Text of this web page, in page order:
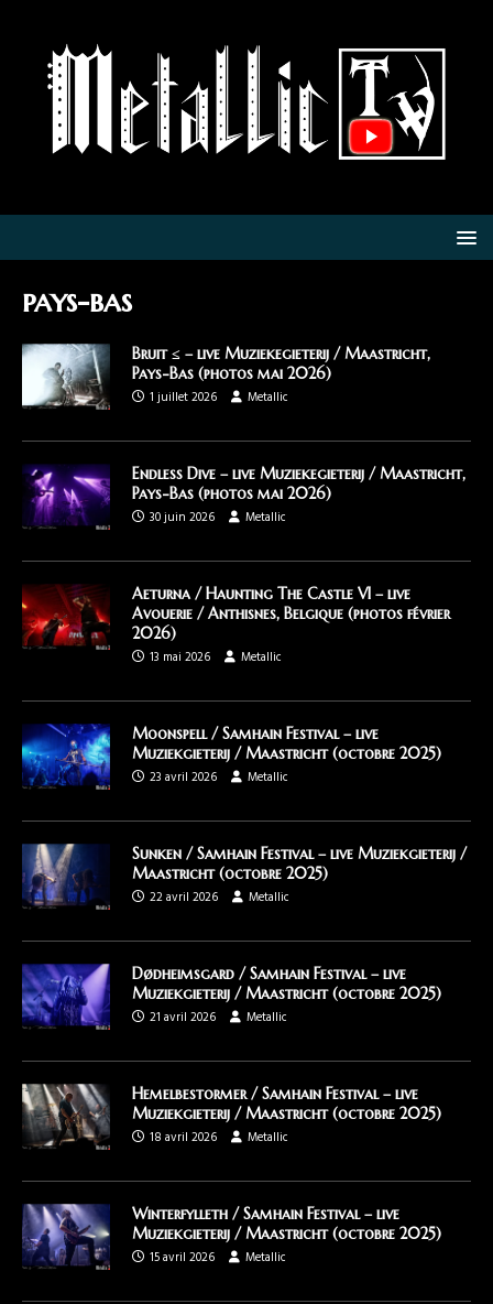
pays-bas
Bruit ≤ – live Muziekegieterij / Maastricht,
Pays-Bas (photos mai 2026)
1 juillet 2026
Metallic
Endless Dive – live Muziekegieterij / Maastricht,
Pays-Bas (photos mai 2026)
30 juin 2026
Metallic
Aeturna / Haunting The Castle VI – live
Avouerie / Anthisnes, Belgique (photos février
2026)
13 mai 2026
Metallic
Moonspell / Samhain Festival – live
Muziekgieterij / Maastricht (octobre 2025)
23 avril 2026
Metallic
Sunken / Samhain Festival – live Muziekgieterij /
Maastricht (octobre 2025)
22 avril 2026
Metallic
Dødheimsgard / Samhain Festival – live
Muziekgieterij / Maastricht (octobre 2025)
21 avril 2026
Metallic
Hemelbestormer / Samhain Festival – live
Muziekgieterij / Maastricht (octobre 2025)
18 avril 2026
Metallic
Winterfylleth / Samhain Festival – live
Muziekgieterij / Maastricht (octobre 2025)
15 avril 2026
Metallic